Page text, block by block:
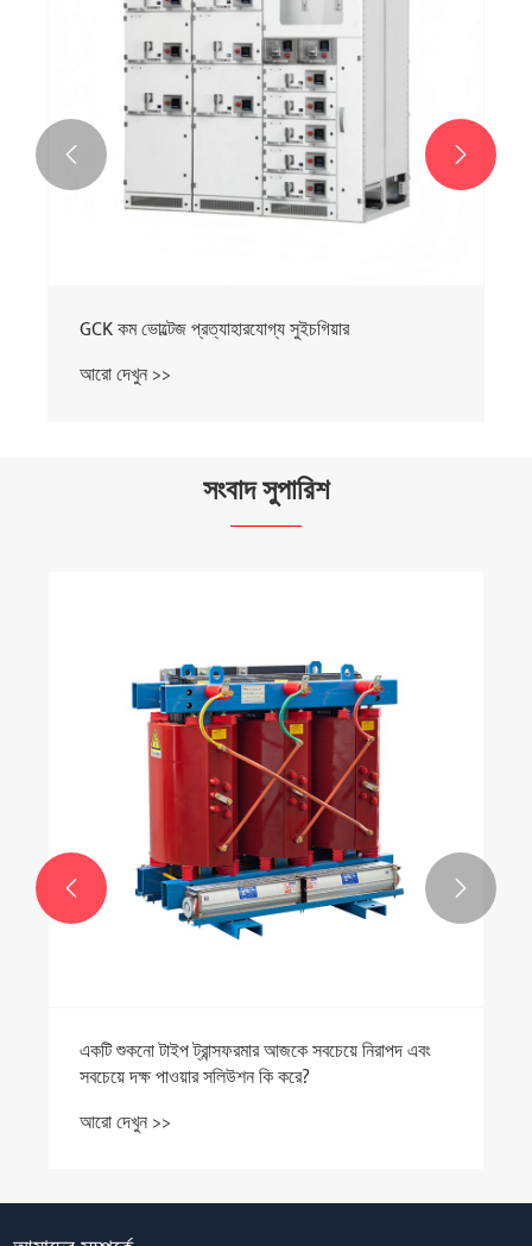
GCK কম ভোল্টেজ প্রত্যাহারযোগ্য সুইচগিয়ার
আরো দেখুন >>
 
সংবাদ সুপারিশ
একটি শুকনো টাইপ ট্রান্সফরমার আজকে সবচেয়ে নিরাপদ এবং
সবচেয়ে দক্ষ পাওয়ার সলিউশন কি করে?
আরো দেখুন >>
 